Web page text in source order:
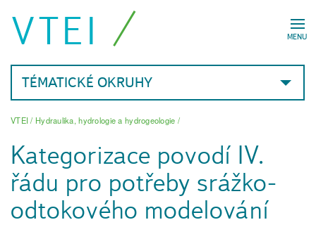
MENU
VTEI
TÉMATICKÉ OKRUHY
VTEI/ Hydraulika, hydrologie a hydrogeologie /
Kategorizace povodí IV.
řádu pro potřeby srážko-
odtokového modelování